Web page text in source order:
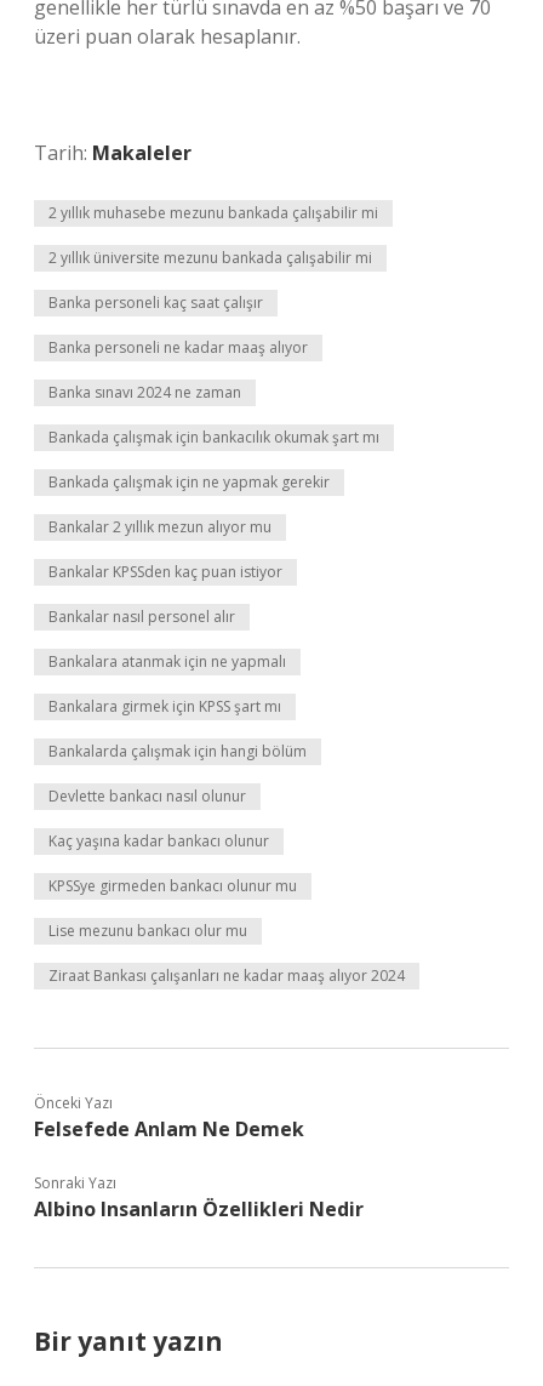
genellikle her türlü sınavda en az %50 başarı ve 70
üzeri puan olarak hesaplanır.
Tarih: Makaleler
2 yıllık muhasebe mezunu bankada çalışabilir mi
2 yıllık üniversite mezunu bankada çalışabilir mi
Banka personeli kaç saat çalışır
Banka personeli ne kadar maaş alıyor
Banka sınavı 2024 ne zaman
Bankada çalışmak için bankacılık okumak şart mı
Bankada çalışmak için ne yapmak gerekir
Bankalar 2 yıllık mezun alıyor mu
Bankalar KPSSden kaç puan istiyor
Bankalar nasıl personel alır
Bankalara atanmak için ne yapmalı
Bankalara girmek için KPSS şart mı
Bankalarda çalışmak için hangi bölüm
Devlette bankacı nasıl olunur
Kaç yaşına kadar bankacı olunur
KPSSye girmeden bankacı olunur mu
Lise mezunu bankacı olur mu
Ziraat Bankası çalışanları ne kadar maaş alıyor 2024
Önceki Yazı
Felsefede Anlam Ne Demek
Sonraki Yazı
Albino Insanların Özellikleri Nedir
Bir yanıt yazın